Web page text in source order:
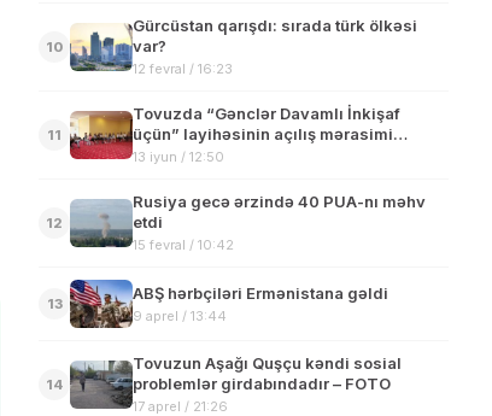
10
Gürcüstan qarışdı: sırada türk ölkəsi
var?
12 fevral / 16:23
11
Tovuzda “Gənclər Davamlı İnkişaf
üçün” layihəsinin açılış mərasimi
keçirilib
13 iyun / 12:50
12
Rusiya gecə ərzində 40 PUA-nı məhv
etdi
15 fevral / 10:42
13
ABŞ hərbçiləri Ermənistana gəldi
9 aprel / 13:44
14
Tovuzun Aşağı Quşçu kəndi sosial
problemlər girdabındadır – FOTO
17 aprel / 21:26